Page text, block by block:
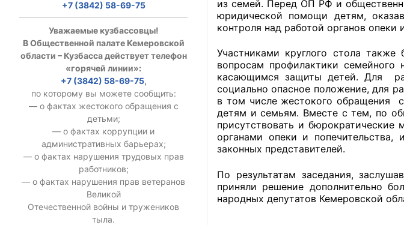
Аппарат ОП КО
УСТАВ ГКУ “АППАРАТ ОП КО”
Доходы руководителя за 2024 г.
из семей. Перед ОП РФ и
юридической помощи детям,
контроля над работой органов опеки
Участниками круглого стола
вопросам профилактики семейного
касающимся защиты детей. Для
социально опасное положение, для
в том числе жестокого обращения
детям и семьям. Вместе с тем, по
присутствовать и
органами опеки и
законных представителей.
По результатам заседания,
приняли решение дополнительно
народных депутатов Кемеровской
+7 (3842) 58-69-75
Уважаемые кузбассовцы!
В Общественной палате Кемеровской
области – Кузбасса действует телефон
«горячей линии»:
+7 (3842) 58-69-75,
по которому вы можете сообщить:
— о фактах жестокого обращения с
детьми;
— о фактах коррупции и
административных барьерах;
— о фактах нарушения трудовых прав
работников;
— о фактах нарушения прав ветеранов
Великой
Отечественной войны и тружеников
тыла.